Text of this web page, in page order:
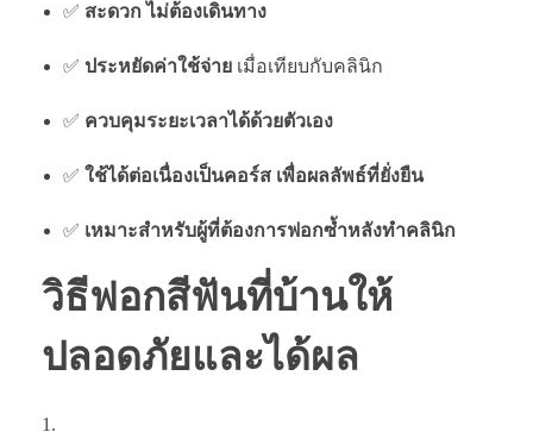
✅ สะดวก ไม่ต้องเดินทาง
✅ ประหยัดค่าใช้จ่ายเมื่อเทียบกับคลินิก
✅ ควบคุมระยะเวลาได้ด้วยตัวเอง
✅ ใช้ได้ต่อเนื่องเป็นคอร์ส เพื่อผลลัพธ์ที่ยั่งยืน
✅ เหมาะสำหรับผู้ที่ต้องการฟอกซ้ำหลังทำคลินิก
วิธีฟอกสีฟันที่บ้านให้
ปลอดภัยและได้ผล